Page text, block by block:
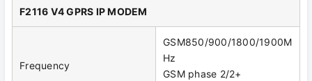
F2116 V4 GPRS IP MODEM
Frequency
GSM850/900/1800/1900M
Hz
GSM phase 2/2+